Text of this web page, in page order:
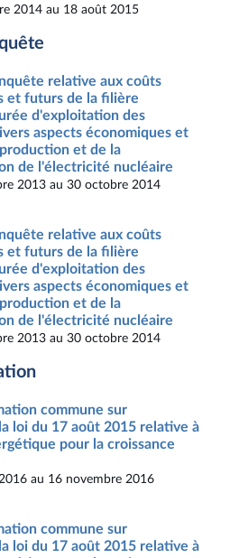
2014 au 18 août 2015
relative aux coûts
et futurs de la filière
d'exploitation des
aspects économiques et
et de la
de l'électricité nucléaire
2013 au 30 octobre 2014
relative aux coûts
et futurs de la filière
d'exploitation des
aspects économiques et
et de la
de l'électricité nucléaire
2013 au 30 octobre 2014
commune sur
loi du 17 août 2015 relative à
pour la croissance
au 16 novembre 2016
commune sur
loi du 17 août 2015 relative à